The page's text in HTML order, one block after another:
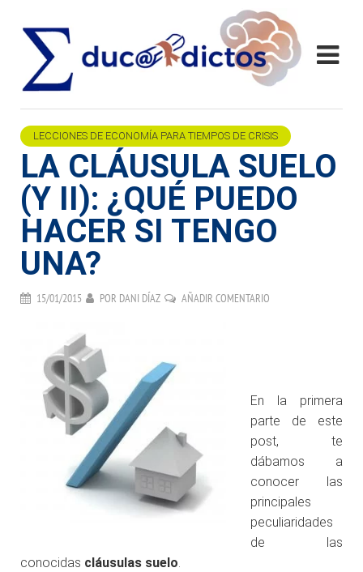
LECCIONES DE ECONOMÍA PARA TIEMPOS DE CRISIS
LA CLÁUSULA SUELO
(Y II): ¿QUÉ PUEDO
HACER SI TENGO
UNA?
15/01/2015 POR DANI DÍAZ AÑADIR COMENTARIO
En la primera
parte de este
post, te
dábamos a
conocer las
principales
peculiaridades
de las
conocidas cláusulas suelo.